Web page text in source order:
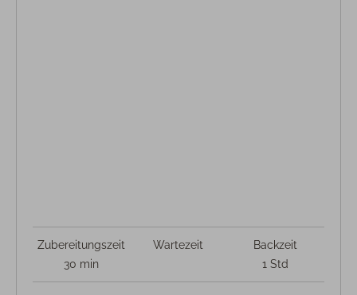
Zubereitungszeit
30 min
Wartezeit
Backzeit
1 Std